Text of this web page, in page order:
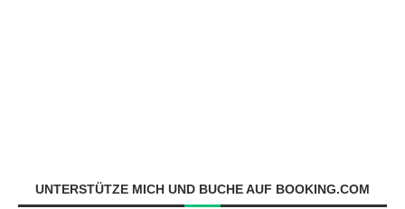
UNTERSTÜTZE MICH UND BUCHE AUF BOOKING.COM